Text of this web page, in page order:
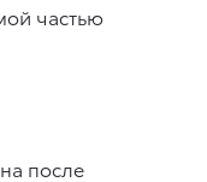
частью
после